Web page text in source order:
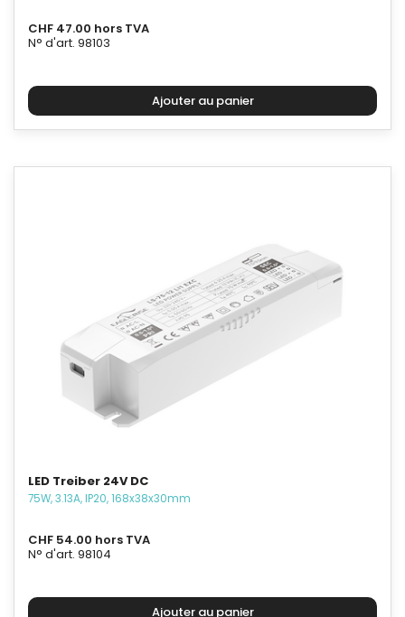
CHF 47.00 hors TVA
N° d'art. 98103
LED Treiber 24V DC
75W, 3.13A, IP20, 168x38x30mm
CHF 54.00 hors TVA
N° d'art. 98104